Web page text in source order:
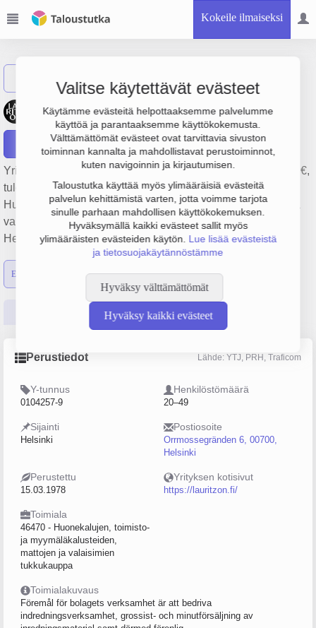
Kokeile ilmaiseksi
Valitse käytettävät evästeet
Käytämme evästeitä helpottaaksemme palvelumme
käyttöä ja parantaaksemme käyttökokemusta.
Välttämättömät evästeet ovat tarvittavia sivuston
toiminnan kannalta ja mahdollistavat perustoiminnot,
kuten navigoinnin ja kirjautumisen.
Taloustutka käyttää myös ylimääräisiä evästeitä
palvelun kehittämistä varten, jotta voimme tarjota
sinulle parhaan mahdollisen käyttökokemuksen.
Hyväksymällä kaikki evästeet sallit myös
ylimääräisten evästeiden käytön. Lue lisää evästeistä
ja tietosuojakäytännöstämme
Hyväksy välttämättömät
Hyväksy kaikki evästeet
Oy S.W. Lauritzon & Co Ab
Raportit
Yrityksen Oy S.W. Lauritzon & Co Ab liikevaihto on 5.2 milj. €,
tulos -127 000 € ja henkilöstömäärä 23. Sen päätoimiala on
Huonekalujen, toimisto- ja myymäläkalusteiden, mattojen ja
valaisimien tukkukauppa, perustamisvuosi 1978 ja sijainti
Helsinki. Yrityksen yhtiömuoto Osakeyhtiö (OY).
Emon luvut Konsernin luvut
Tilinpäätösluvut Päättäjätiedot
Perustiedot Lähde: YTJ, PRH, Traficom
Y-tunnus
0104257-9
Henkilöstömäärä
20–49
Sijainti
Helsinki
Postiosoite
Orrmossegränden 6, 00700,
Helsinki
Perustettu
15.03.1978
Yrityksen kotisivut
https://lauritzon.fi/
Toimiala
46470 - Huonekalujen, toimisto-
ja myymäläkalusteiden,
mattojen ja valaisimien
tukkukauppa
Toimialakuvaus
Föremål för bolagets verksamhet är att bedriva
indredningsverksamhet, grossist- och minutförsäljning av